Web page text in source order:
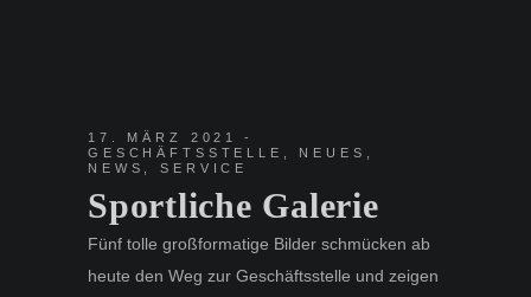
17. MÄRZ 2021
GESCHÄFTSSTELLE
NEUES
NEWS
,SERVICE
Sportliche Galerie
Fünf tolle großformatige Bilder schmücken ab
heute den Weg zur Geschäftsstelle und zeigen